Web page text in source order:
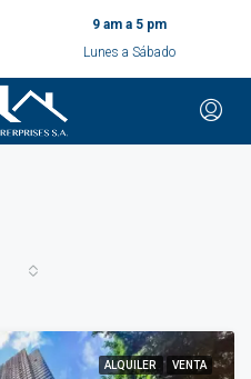
9 am a 5 pm
Lunes a Sábado
ALQUILER VENTA